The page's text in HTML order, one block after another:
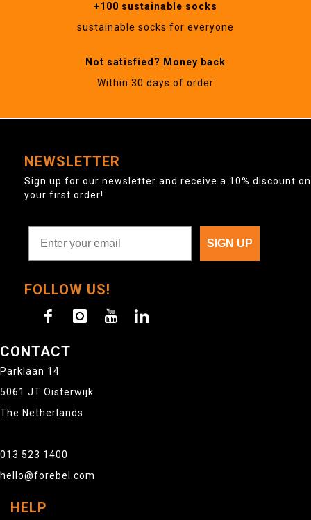
+100 sustainable socks
sustainable socks for everyone
Not satisfied? Money back
Within 30 days of order
NEWSLETTER
Sign up for our newsletter and receive a 10% discount on
your first order!
SIGN UP
FOLLOW US!
CONTACT
Parklaan 14
5061 JT Oisterwijk
The Netherlands
013 523 1400
hello@forebel.com
HELP